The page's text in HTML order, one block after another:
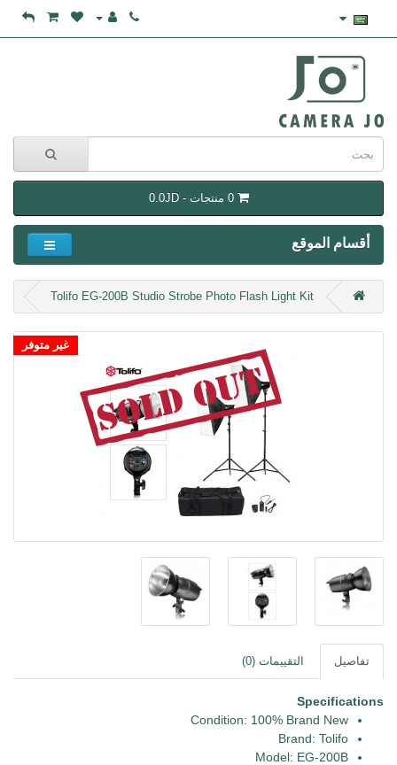
0 منتجات - 0.0JD
أقسام الموقع
Tolifo EG-200B Studio Strobe Photo Flash Light Kit
غير متوفر
تفاصيل التقييمات (0)
Specifications
Condition: 100% Brand New
Brand: Tolifo
Model: EG-200B